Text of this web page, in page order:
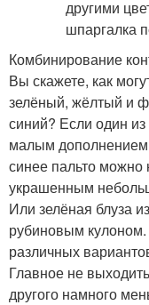
Комбинирование
Вы скажете, как
зелёный, жёлтый и
синий? Если один
малым
синее пальто
украшенным
Или зелёная блуза
рубиновым
различных
Главное не
другого намного